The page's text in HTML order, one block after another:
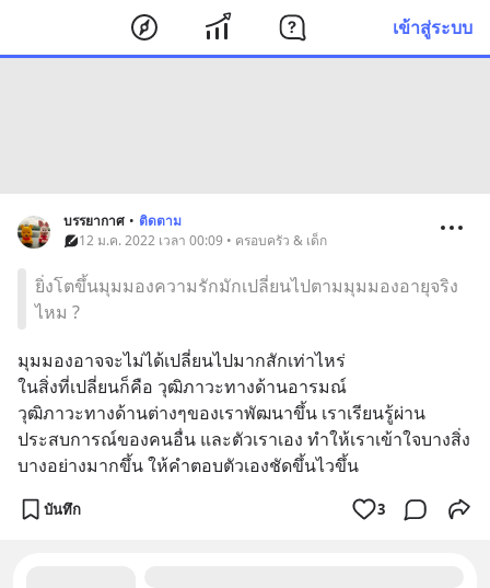
เข้าสู่ระบบ
บรรยากาศ • ติดตาม
12 ม.ค. 2022 เวลา 00:09 • ครอบครัว & เด็ก
ยิ่งโตขึ้นมุมมองความรักมักเปลี่ยนไปตามมุมมองอายุจริง
ไหม ?
มุมมองอาจจะไม่ได้เปลี่ยนไปมากสักเท่าไหร่
ในสิ่งที่เปลี่ยนก็คือ วุฒิภาวะทางด้านอารมณ์
วุฒิภาวะทางด้านต่างๆของเราพัฒนาขึ้น เราเรียนรู้ผ่าน
ประสบการณ์ของคนอื่น และตัวเราเอง ทำให้เราเข้าใจบางสิ่ง
บางอย่างมากขึ้น ให้คำตอบตัวเองชัดขึ้นไวขึ้น
บันทึก 3